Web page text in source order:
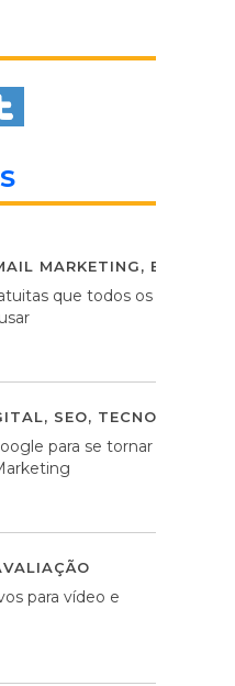
MARKETING,
que todos os
, SEO, TECNOLOGIA
para se tornar
para vídeo e